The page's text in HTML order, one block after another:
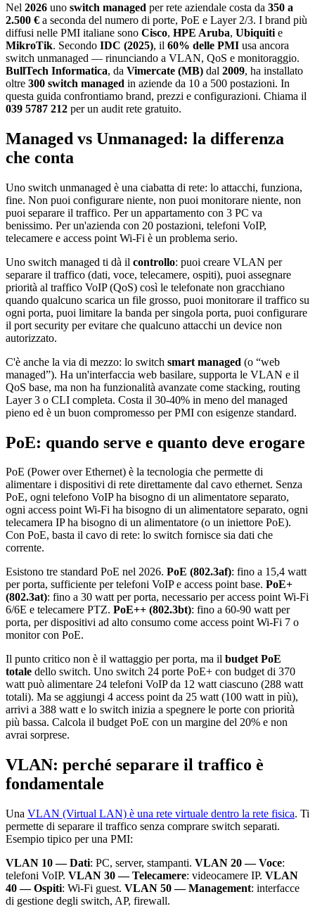
Nel 2026 uno switch managed per rete aziendale costa da 350 a
2.500 € a seconda del numero di porte, PoE e Layer 2/3. I brand più
diffusi nelle PMI italiane sono Cisco, HPE Aruba, Ubiquiti e
MikroTik. Secondo IDC (2025), il 60% delle PMI usa ancora
switch unmanaged — rinunciando a VLAN, QoS e monitoraggio.
BullTech Informatica, da Vimercate (MB) dal 2009, ha installato
oltre 300 switch managed in aziende da 10 a 500 postazioni. In
questa guida confrontiamo brand, prezzi e configurazioni. Chiama il
039 5787 212 per un audit rete gratuito.
Managed vs Unmanaged: la differenza
che conta
Uno switch unmanaged è una ciabatta di rete: lo attacchi, funziona,
fine. Non puoi configurare niente, non puoi monitorare niente, non
puoi separare il traffico. Per un appartamento con 3 PC va
benissimo. Per un'azienda con 20 postazioni, telefoni VoIP,
telecamere e access point Wi-Fi è un problema serio.
Uno switch managed ti dà il controllo: puoi creare VLAN per
separare il traffico (dati, voce, telecamere, ospiti), puoi assegnare
priorità al traffico VoIP (QoS) così le telefonate non gracchiano
quando qualcuno scarica un file grosso, puoi monitorare il traffico su
ogni porta, puoi limitare la banda per singola porta, puoi configurare
il port security per evitare che qualcuno attacchi un device non
autorizzato.
C'è anche la via di mezzo: lo switch smart managed (o “web
managed”). Ha un'interfaccia web basilare, supporta le VLAN e il
QoS base, ma non ha funzionalità avanzate come stacking, routing
Layer 3 o CLI completa. Costa il 30-40% in meno del managed
pieno ed è un buon compromesso per PMI con esigenze standard.
PoE: quando serve e quanto deve erogare
PoE (Power over Ethernet) è la tecnologia che permette di
alimentare i dispositivi di rete direttamente dal cavo ethernet. Senza
PoE, ogni telefono VoIP ha bisogno di un alimentatore separato,
ogni access point Wi-Fi ha bisogno di un alimentatore separato, ogni
telecamera IP ha bisogno di un alimentatore (o un iniettore PoE).
Con PoE, basta il cavo di rete: lo switch fornisce sia dati che
corrente.
Esistono tre standard PoE nel 2026. PoE (802.3af): fino a 15,4 watt
per porta, sufficiente per telefoni VoIP e access point base. PoE+
(802.3at): fino a 30 watt per porta, necessario per access point Wi-Fi
6/6E e telecamere PTZ. PoE++ (802.3bt): fino a 60-90 watt per
porta, per dispositivi ad alto consumo come access point Wi-Fi 7 o
monitor con PoE.
Il punto critico non è il wattaggio per porta, ma il budget PoE
totale dello switch. Uno switch 24 porte PoE+ con budget di 370
watt può alimentare 24 telefoni VoIP da 12 watt ciascuno (288 watt
totali). Ma se aggiungi 4 access point da 25 watt (100 watt in più),
arrivi a 388 watt e lo switch inizia a spegnere le porte con priorità
più bassa. Calcola il budget PoE con un margine del 20% e non
avrai sorprese.
VLAN: perché separare il traffico è
fondamentale
Una VLAN (Virtual LAN) è una rete virtuale dentro la rete fisica. Ti
permette di separare il traffico senza comprare switch separati.
Esempio tipico per una PMI:
VLAN 10 — Dati: PC, server, stampanti. VLAN 20 — Voce:
telefoni VoIP. VLAN 30 — Telecamere: videocamere IP. VLAN
40 — Ospiti: Wi-Fi guest. VLAN 50 — Management: interfacce
di gestione degli switch, AP, firewall.